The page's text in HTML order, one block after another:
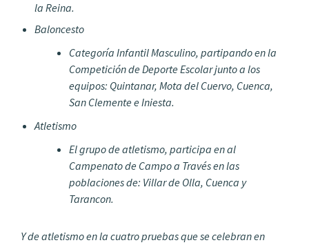
la Reina.
Baloncesto
Categoría Infantil Masculino, partipando en la
Competición de Deporte Escolar junto a los
equipos: Quintanar, Mota del Cuervo, Cuenca,
San Clemente e Iniesta.
Atletismo
El grupo de atletismo, participa en al
Campenato de Campo a Través en las
poblaciones de: Villar de Olla, Cuenca y
Tarancon.
Y de atletismo en la cuatro pruebas que se celebran en